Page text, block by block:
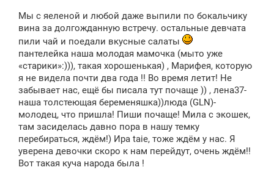
Мы с яеленой и любой даже выпили по бокальчику
вина за долгожданную встречу. остальные девчата
пили чай и поедали вкусные салаты
пантелейка наша молодая мамочка (мыто уже
«старики»:))), такая хорошенькая) , Марифея, которую
я не видела почти два года !! Во время летит! Не
забывает нас, ещё бы писала тут почаще )) , лена37-
наша толстеющая беременяшка))люда (GLN)-
молодец, что пришла! Пиши почаще! Мила с экошек,
там засиделась давно пора в нашу темку
перебираться, ждём!) Ира taie, тоже ждём у нас. Я
уверена девочки скоро к нам перейдут, очень ждём!!
Вот такая куча народа была !